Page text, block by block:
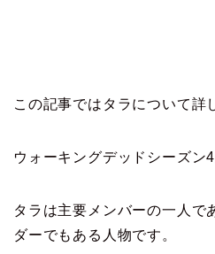
この記事ではタラについて詳
ウォーキングデッドシーズン
タラは主要メンバーの一人で
ダーでもある人物です。